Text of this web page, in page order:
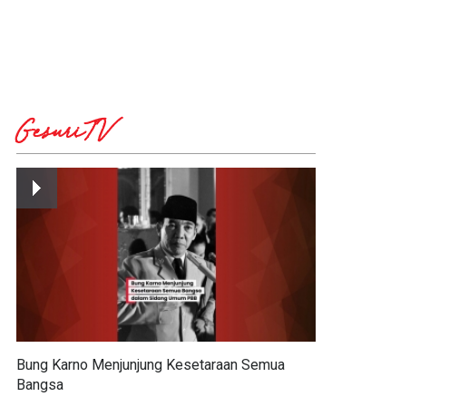
GesuriTV
Bung Karno Menjunjung Kesetaraan Semua
Bangsa